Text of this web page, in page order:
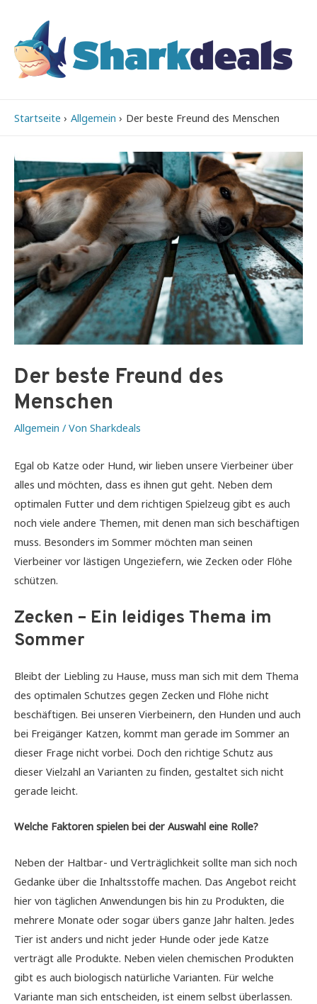
Startseite Allgemein Der beste Freund des Menschen
Der beste Freund des
Menschen
Allgemein / Von Sharkdeals
Egal ob Katze oder Hund, wir lieben unsere Vierbeiner über
alles und möchten, dass es ihnen gut geht. Neben dem
optimalen Futter und dem richtigen Spielzeug gibt es auch
noch viele andere Themen, mit denen man sich beschäftigen
muss. Besonders im Sommer möchten man seinen
Vierbeiner vor lästigen Ungeziefern, wie Zecken oder Flöhe
schützen.
Zecken – Ein leidiges Thema im
Sommer
Bleibt der Liebling zu Hause, muss man sich mit dem Thema
des optimalen Schutzes gegen Zecken und Flöhe nicht
beschäftigen. Bei unseren Vierbeinern, den Hunden und auch
bei Freigänger Katzen, kommt man gerade im Sommer an
dieser Frage nicht vorbei. Doch den richtige Schutz aus
dieser Vielzahl an Varianten zu finden, gestaltet sich nicht
gerade leicht.
Welche Faktoren spielen bei der Auswahl eine Rolle?
Neben der Haltbar- und Verträglichkeit sollte man sich noch
Gedanke über die Inhaltsstoffe machen. Das Angebot reicht
hier von täglichen Anwendungen bis hin zu Produkten, die
mehrere Monate oder sogar übers ganze Jahr halten. Jedes
Tier ist anders und nicht jeder Hunde oder jede Katze
verträgt alle Produkte. Neben vielen chemischen Produkten
gibt es auch biologisch natürliche Varianten. Für welche
Variante man sich entscheiden, ist einem selbst überlassen.